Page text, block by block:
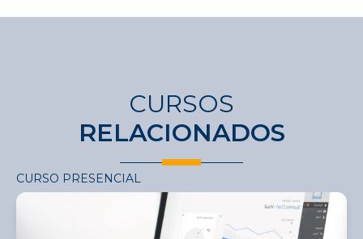
CURSOS
RELACIONADOS
CURSO PRESENCIAL